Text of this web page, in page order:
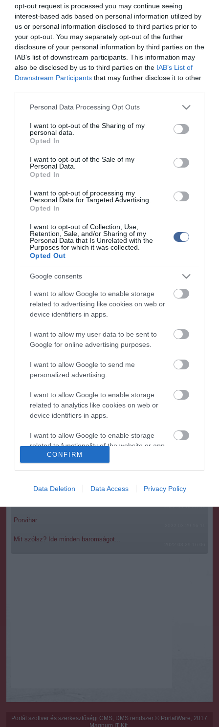
opt-out request is processed you may continue seeing
interest-based ads based on personal information utilized by
us or personal information disclosed to third parties prior to
your opt-out. You may separately opt-out of the further
disclosure of your personal information by third parties on the
IAB’s list of downstream participants. This information may
also be disclosed by us to third parties on the IAB’s List of
Downstream Participants that may further disclose it to other
Please note that this website/app uses one or more Google
not limited to your visit or usage behaviour. You may click to
grant or deny consent to Google and its third-party tags to
use your data for below specified purposes in below Google
consent section.
Personal Data Processing Opt Outs
I want to opt-out of the Sharing of my
personal data.
Opted In
I want to opt-out of the Sale of my
Personal Data.
Opted In
I want to opt-out of processing my
Personal Data for Targeted Advertising.
Opted In
I want to opt-out of Collection, Use,
Retention, Sale, and/or Sharing of my
Personal Data that Is Unrelated with the
Purposes for which it was collected.
Opted Out
Google consents
I want to allow Google to enable storage
related to advertising like cookies on web or
device identifiers in apps.
I want to allow my user data to be sent to
Google for online advertising purposes.
I want to allow Google to send me
personalized advertising.
I want to allow Google to enable storage
related to analytics like cookies on web or
device identifiers in apps.
I want to allow Google to enable storage
related to functionality of the website or app.
I want to allow Google to enable storage
related to security, including authentication
CONFIRM
Data Deletion Data Access Privacy Policy
További információk és a vonatok részletes menetrendje elérhető a
https://www.mavcsoport.hu/mav-start/nemzetkozi-
utazas/csehorszag weboldalon.
Figyelem! A cikkhez hozzáfűzött hozzászólások nem a ma.hu
publikációjával foglalkozik, a kommenteket nem tudja befolyásolni
- azok az olvasók személyes véleményét tartalmazzák.
tiszteletben tartásával kommenteljenek!
ma.hu legfrissebb hírei:
kormány
Szomjazó gólyának adott inni egy férfi Tiszakécskénél -
megható pillanatot rögzített a kamera
12:56
Megható felvétel: elpusztult borját vitte magával egy
delfinanya
Halálos fenyegetés miatt lemondta erdélyi koncertjét
Pórázra kötve hagytak egy kutyát egy híd alatt Miskolcon
Védelmi Munkacsoport: hosszabb hőségriasztás, stabil
energiaellátás
összefogást szerveznek a túrázók
top cikkek:
Nem is olyan egészséges a népszerű banán?
top fórum témák:
Tanár Úr gyere, mindjárt lesz Lillád!
2022.05.10 21:07
2022.05.10 20:31
Porvihar
Mit szólsz? Ide minden baromságot...
Portál szoftver és szerkesztőségi CMS, DMS rendszer:© PortalWare, 2017